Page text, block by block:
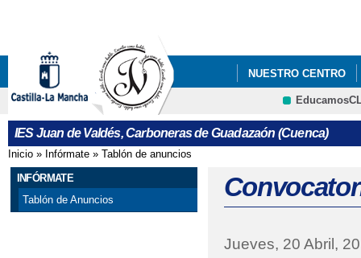
NUESTRO CENTRO
MATERIALES
PLAN DE IGUALDAD
IES Juan de Valdés, Carboneras de Guadazaón (Cuenca)
Se encuentra usted aquí
Inicio » Infórmate » Tablón de anuncios
INFÓRMATE
Tablón de Anuncios
Jueves, 20 Abril,